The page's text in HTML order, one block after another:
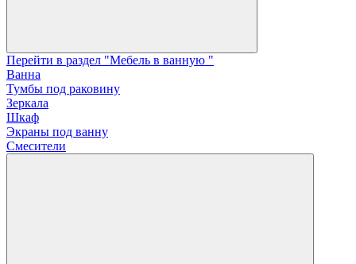
Перейти в раздел "Мебель в ванную "
Ванна
Тумбы под раковину
Зеркала
Шкаф
Экраны под ванну
Смесители